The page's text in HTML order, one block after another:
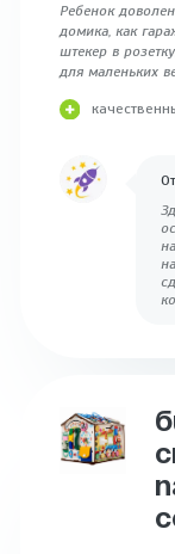
Ребенок
домика, как
штекер в
для маленьких